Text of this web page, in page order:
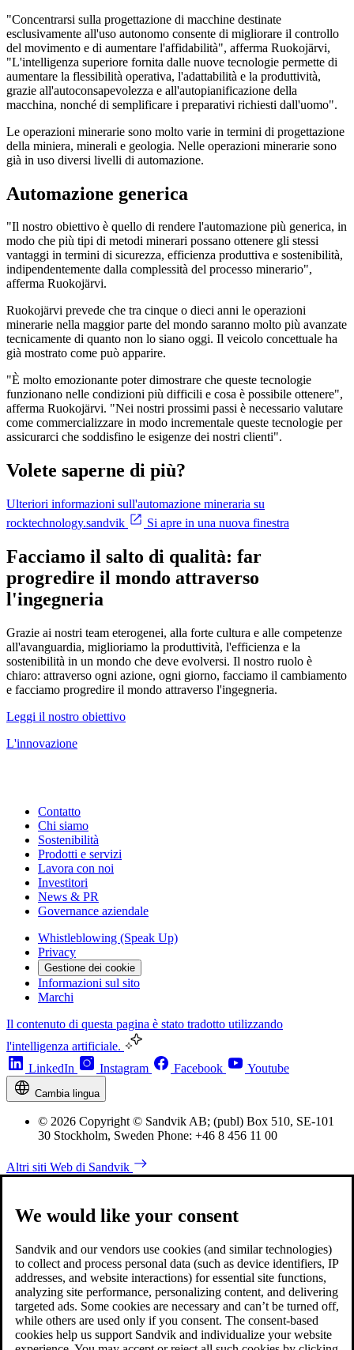
"Concentrarsi sulla progettazione di macchine destinate
esclusivamente all'uso autonomo consente di migliorare il controllo
del movimento e di aumentare l'affidabilità", afferma Ruokojärvi,
"L'intelligenza superiore fornita dalle nuove tecnologie permette di
aumentare la flessibilità operativa, l'adattabilità e la produttività,
grazie all'autoconsapevolezza e all'autopianificazione della
macchina, nonché di semplificare i preparativi richiesti dall'uomo".
Le operazioni minerarie sono molto varie in termini di progettazione
della miniera, minerali e geologia. Nelle operazioni minerarie sono
già in uso diversi livelli di automazione.
Automazione generica
"Il nostro obiettivo è quello di rendere l'automazione più generica, in
modo che più tipi di metodi minerari possano ottenere gli stessi
vantaggi in termini di sicurezza, efficienza produttiva e sostenibilità,
indipendentemente dalla complessità del processo minerario",
afferma Ruokojärvi.
Ruokojärvi prevede che tra cinque o dieci anni le operazioni
minerarie nella maggior parte del mondo saranno molto più avanzate
tecnicamente di quanto non lo siano oggi. Il veicolo concettuale ha
già mostrato come può apparire.
"È molto emozionante poter dimostrare che queste tecnologie
funzionano nelle condizioni più difficili e cosa è possibile ottenere",
afferma Ruokojärvi. "Nei nostri prossimi passi è necessario valutare
come commercializzare in modo incrementale queste tecnologie per
assicurarci che soddisfino le esigenze dei nostri clienti".
Volete saperne di più?
Ulteriori informazioni sull'automazione mineraria su
rocktechnology.sandvik
Si apre in una nuova finestra
Facciamo il salto di qualità: far
progredire il mondo attraverso
l'ingegneria
Grazie ai nostri team eterogenei, alla forte cultura e alle competenze
all'avanguardia, miglioriamo la produttività, l'efficienza e la
sostenibilità in un mondo che deve evolversi. Il nostro ruolo è
chiaro: attraverso ogni azione, ogni giorno, facciamo il cambiamento
e facciamo progredire il mondo attraverso l'ingegneria.
Leggi il nostro obiettivo
L'innovazione
Contatto
Chi siamo
Sostenibilità
Prodotti e servizi
Lavora con noi
Investitori
News & PR
Governance aziendale
Whistleblowing (Speak Up)
Privacy
Gestione dei cookie
Informazioni sul sito
Marchi
Il contenuto di questa pagina è stato tradotto utilizzando
l'intelligenza artificiale.
LinkedIn
Instagram Facebook Youtube
Cambia lingua
© 2026 Copyright © Sandvik AB; (publ) Box 510, SE-101
30 Stockholm, Sweden Phone: +46 8 456 11 00
Altri siti Web di Sandvik
We would like your consent
Sandvik and our vendors use cookies (and similar technologies)
to collect and process personal data (such as device identifiers, IP
addresses, and website interactions) for essential site functions,
analyzing site performance, personalizing content, and delivering
targeted ads. Some cookies are necessary and can’t be turned off,
while others are used only if you consent. The consent-based
cookies help us support Sandvik and individualize your website